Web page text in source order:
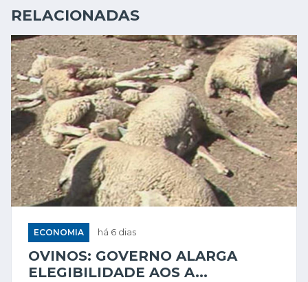
RELACIONADAS
ECONOMIA há 6 dias
OVINOS: GOVERNO ALARGA
ELEGIBILIDADE AOS A...